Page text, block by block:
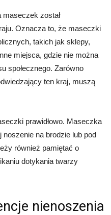
został
Oznacza to, że maseczki
takich jak sklepy,
miejsca, gdzie nie można
społecznego. Zarówno
ten kraj, muszą
prawidłowo. Maseczka
na brodzie lub pod
również pamiętać o
dotykania twarzy
nienoszenia